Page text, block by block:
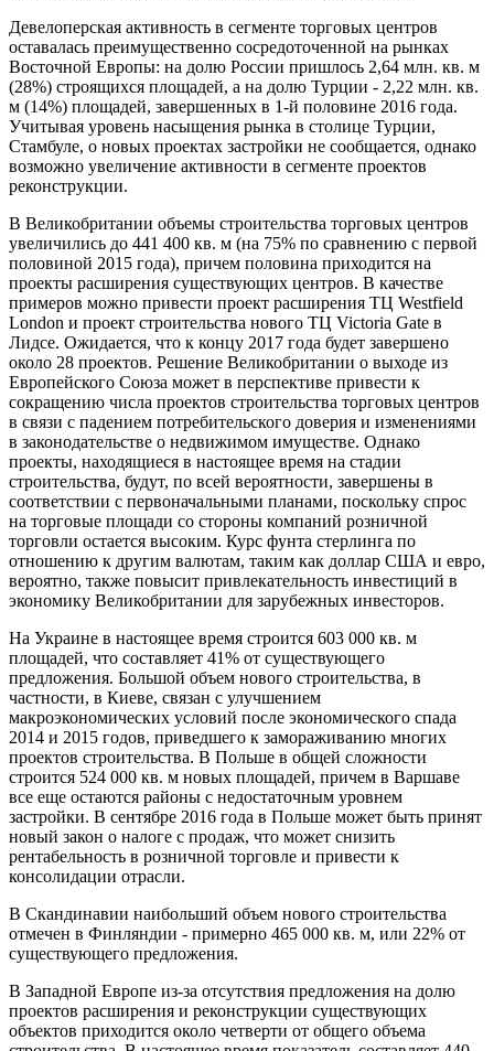
Девелоперская активность в сегменте торговых центров
оставалась преимущественно сосредоточенной на рынках
Восточной Европы: на долю России пришлось 2,64 млн. кв. м
(28%) строящихся площадей, а на долю Турции - 2,22 млн. кв.
м (14%) площадей, завершенных в 1-й половине 2016 года.
Учитывая уровень насыщения рынка в столице Турции,
Стамбуле, о новых проектах застройки не сообщается, однако
возможно увеличение активности в сегменте проектов
реконструкции.
В Великобритании объемы строительства торговых центров
увеличились до 441 400 кв. м (на 75% по сравнению с первой
половиной 2015 года), причем половина приходится на
проекты расширения существующих центров. В качестве
примеров можно привести проект расширения ТЦ Westfield
London и проект строительства нового ТЦ Victoria Gate в
Лидсе. Ожидается, что к концу 2017 года будет завершено
около 28 проектов. Решение Великобритании о выходе из
Европейского Союза может в перспективе привести к
сокращению числа проектов строительства торговых центров
в связи с падением потребительского доверия и изменениями
в законодательстве о недвижимом имуществе. Однако
проекты, находящиеся в настоящее время на стадии
строительства, будут, по всей вероятности, завершены в
соответствии с первоначальными планами, поскольку спрос
на торговые площади со стороны компаний розничной
торговли остается высоким. Курс фунта стерлинга по
отношению к другим валютам, таким как доллар США и евро,
вероятно, также повысит привлекательность инвестиций в
экономику Великобритании для зарубежных инвесторов.
На Украине в настоящее время строится 603 000 кв. м
площадей, что составляет 41% от существующего
предложения. Большой объем нового строительства, в
частности, в Киеве, связан с улучшением
макроэкономических условий после экономического спада
2014 и 2015 годов, приведшего к замораживанию многих
проектов строительства. В Польше в общей сложности
строится 524 000 кв. м новых площадей, причем в Варшаве
все еще остаются районы с недостаточным уровнем
застройки. В сентябре 2016 года в Польше может быть принят
новый закон о налоге с продаж, что может снизить
рентабельность в розничной торговле и привести к
консолидации отрасли.
В Скандинавии наибольший объем нового строительства
отмечен в Финляндии - примерно 465 000 кв. м, или 22% от
существующего предложения.
В Западной Европе из-за отсутствия предложения на долю
проектов расширения и реконструкции существующих
объектов приходится около четверти от общего объема